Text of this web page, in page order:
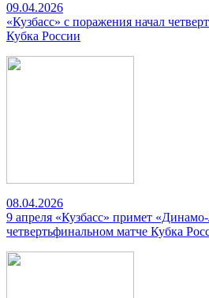
09.04.2026
«Кузбасс» с поражения начал
Кубка России
08.04.2026
9 апреля «Кузбасс» примет
четвертьфинальном матче Кубка